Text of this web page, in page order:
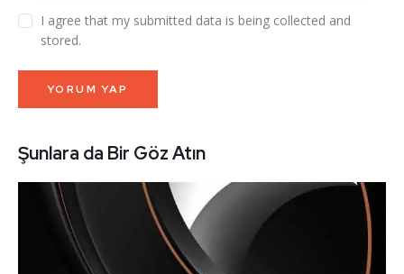
I agree that my submitted data is being collected and
stored.
Şunlara da Bir Göz Atın